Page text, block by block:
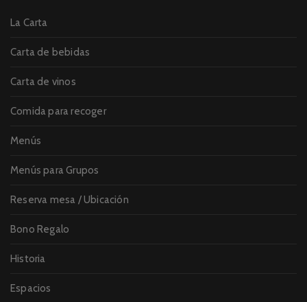
La Carta
Carta de bebidas
Carta de vinos
Comida para recoger
Menús
Menús para Grupos
Reserva mesa / Ubicación
Bono Regalo
Historia
Espacios